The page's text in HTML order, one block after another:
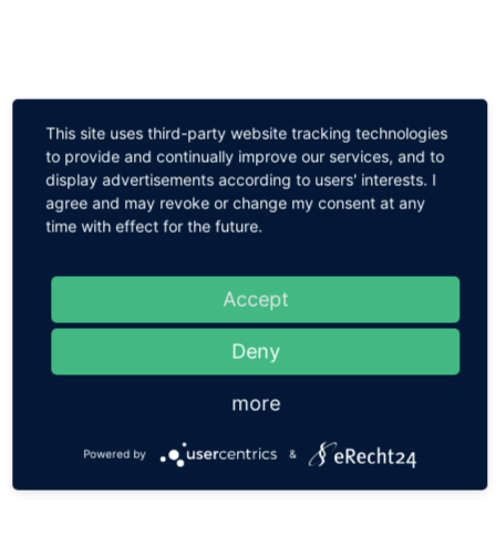
This site uses third-party website tracking technologies
to provide and continually improve our services, and to
display advertisements according to users' interests. I
agree and may revoke or change my consent at any
time with effect for the future.
Accept
Deny
more
Powered by &